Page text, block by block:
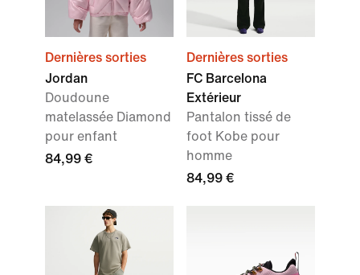
Dernières sorties
Jordan
Doudoune
matelassée Diamond
pour enfant
84,99 €
Dernières sorties
FC Barcelona
Extérieur
Pantalon tissé de
foot Kobe pour
homme
84,99 €